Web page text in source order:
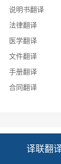
说明书翻译
法律翻译
医学翻译
文件翻译
手册翻译
合同翻译
译联翻